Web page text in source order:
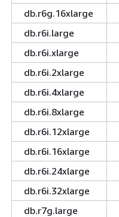
db.r6g.16xlarge
db.r6i.large
db.r6i.xlarge
db.r6i.2xlarge
db.r6i.4xlarge
db.r6i.8xlarge
db.r6i.12xlarge
db.r6i.16xlarge
db.r6i.24xlarge
db.r6i.32xlarge
db.r7g.large